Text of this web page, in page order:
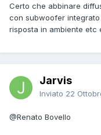
Certo che abbinare
con subwoofer
risposta in ambiente etc
Jarvis
Inviato 22
@Renato Bovello